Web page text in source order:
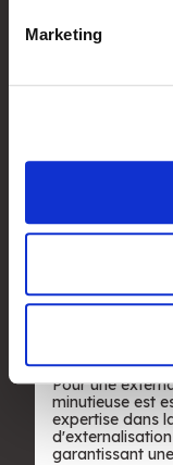
cookies.
des
celles-ci avec
collectées lors de
Marketing
Nos
Gestion
Pour une
minutieuse est
expertise dans
garantissant